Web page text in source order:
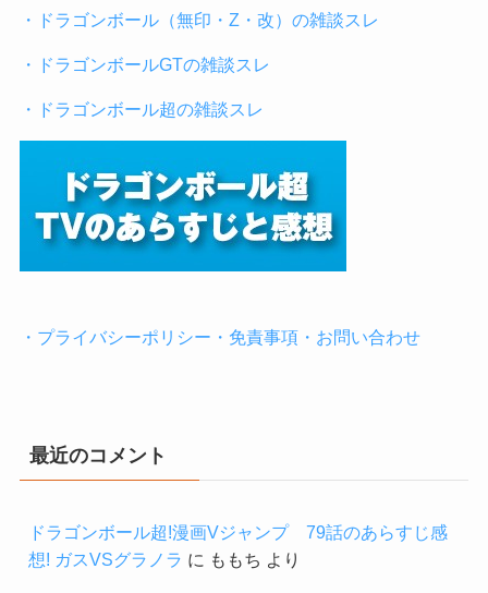
・ドラゴンボール（無印・Z・改）の雑談スレ
・ドラゴンボールGTの雑談スレ
・ドラゴンボール超の雑談スレ
・プライバシーポリシー・免責事項・お問い合わせ
最近のコメント
ドラゴンボール超!漫画Vジャンプ 79話のあらすじ感
想! ガスVSグラノラ に ももち より